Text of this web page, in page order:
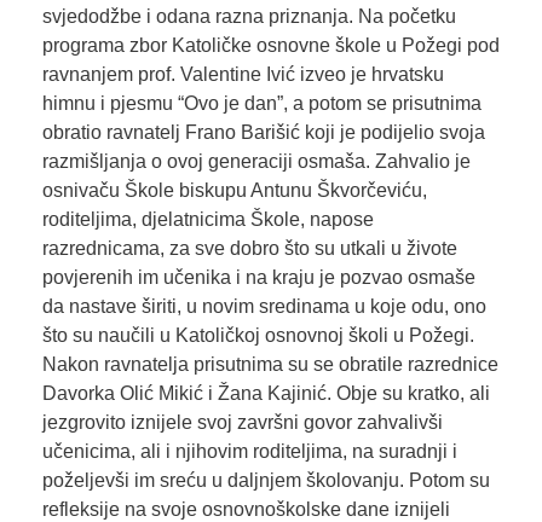
svjedodžbe i odana razna priznanja. Na početku
programa zbor Katoličke osnovne škole u Požegi pod
ravnanjem prof. Valentine Ivić izveo je hrvatsku
himnu i pjesmu “Ovo je dan”, a potom se prisutnima
obratio ravnatelj Frano Barišić koji je podijelio svoja
razmišljanja o ovoj generaciji osmaša. Zahvalio je
osnivaču Škole biskupu Antunu Škvorčeviću,
roditeljima, djelatnicima Škole, napose
razrednicama, za sve dobro što su utkali u živote
povjerenih im učenika i na kraju je pozvao osmaše
da nastave širiti, u novim sredinama u koje odu, ono
što su naučili u Katoličkoj osnovnoj školi u Požegi.
Nakon ravnatelja prisutnima su se obratile razrednice
Davorka Olić Mikić i Žana Kajinić. Obje su kratko, ali
jezgrovito iznijele svoj završni govor zahvalivši
učenicima, ali i njihovim roditeljima, na suradnji i
poželjevši im sreću u daljnjem školovanju. Potom su
refleksije na svoje osnovnoškolske dane iznijeli